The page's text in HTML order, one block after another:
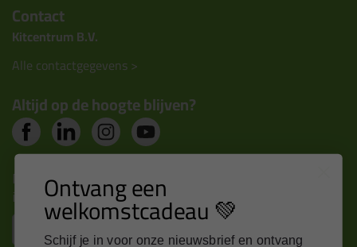
Contact
Kitcentrum B.V.
Alle contactgegevens >
Altijd op de hoogte blijven?
Nieuws, tips en exclusieve deals rechtstreeks in je
inbox Ontvang een
welkomstcadeau 💚
Schijf je in voor onze nieuwsbrief en ontvang